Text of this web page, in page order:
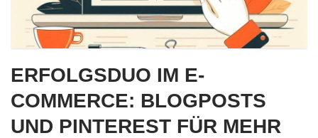
ERFOLGSDUO IM E-
COMMERCE: BLOGPOSTS
UND PINTEREST FÜR MEHR